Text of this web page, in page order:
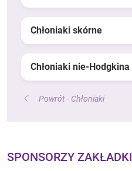
Chłoniaki skórne
Chłoniaki nie-Hodgkina
Powrót - Chłoniaki
SPONSORZY ZAKŁADKI